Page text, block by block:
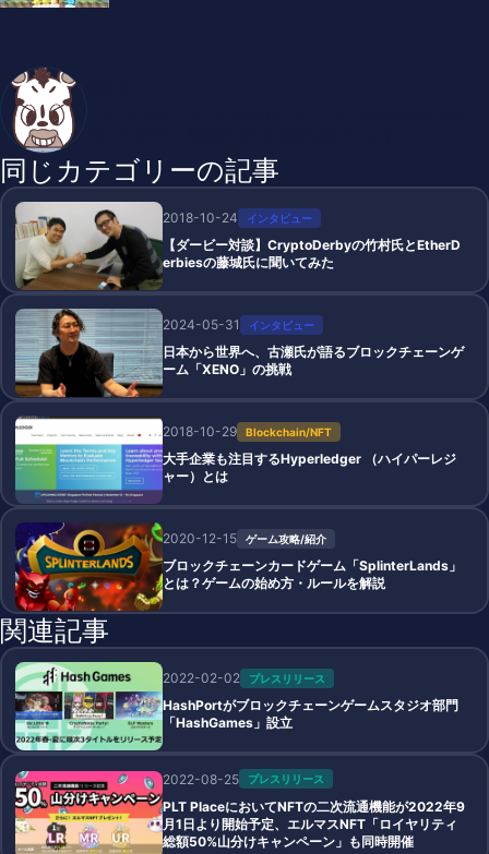
同じカテゴリーの記事
2018-10-24 インタビュー
【ダービー対談】CryptoDerbyの竹村氏とEtherD
erbiesの藤城氏に聞いてみた
2024-05-31 インタビュー
日本から世界へ、古瀬氏が語るブロックチェーンゲ
ーム「XENO」の挑戦
2018-10-29 Blockchain/NFT
大手企業も注目するHyperledger （ハイパーレジ
ャー）とは
2020-12-15 ゲーム攻略/紹介
ブロックチェーンカードゲーム「SplinterLands」
とは？ゲームの始め方・ルールを解説
関連記事
2022-02-02 プレスリリース
HashPortがブロックチェーンゲームスタジオ部門
「HashGames」設立
2022-08-25 プレスリリース
PLT PlaceにおいてNFTの二次流通機能が2022年9
月1日より開始予定、エルマスNFT「ロイヤリティ
総額50%山分けキャンペーン」も同時開催